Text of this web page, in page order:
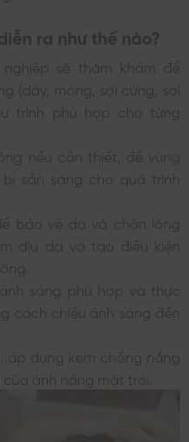
ra như thế nào?
nghiệp sẽ thăm khám để
(dày, mỏng, sợi cứng, sợi
trình phù hợp cho từng
nếu cần thiết, để vùng
sẵn sàng cho quá trình
bảo vệ da và chân lông
dịu da và tạo điều kiện
sáng phù hợp và thực
cách chiếu ánh sáng đến
áp dụng kem chống nắng
ánh nắng mặt trời.